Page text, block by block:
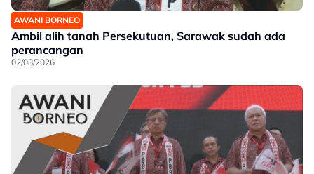
AWANI BORNEO
Ambil alih tanah Persekutuan, Sarawak sudah ada
perancangan
02/08/2026